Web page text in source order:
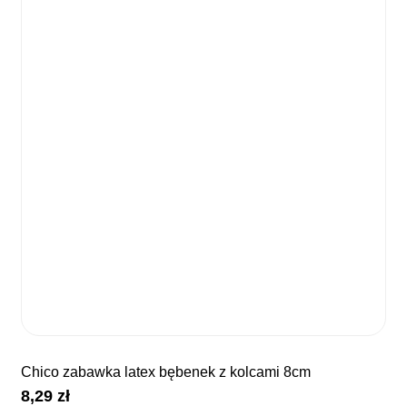
chico zabawka latex bębenek z kolcami 8cm
8,29zł